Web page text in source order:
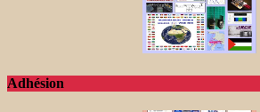
Adhésion